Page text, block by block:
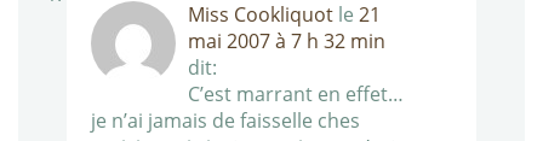
Miss Cookliquot le 21
mai 2007 à 7 h 32 min
dit:
C’est marrant en effet…
je n’ai jamais de faisselle ches